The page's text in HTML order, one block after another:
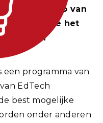
Teaching Lab van
startups die het
hadden
een programma van
EdTech
best mogelijke
onder anderen